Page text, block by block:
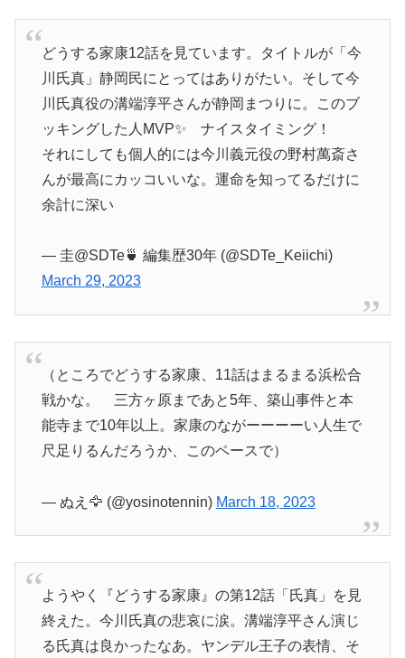
どうする家康12話を見ています。タイトルが「今
川氏真」静岡民にとってはありがたい。そして今
川氏真役の溝端淳平さんが静岡まつりに。このブ
ッキングした人MVP✨ ナイスタイミング！
それにしても個人的には今川義元役の野村萬斎さ
んが最高にカッコいいな。運命を知ってるだけに
余計に深い
— 圭@SDTe🍵 編集歴30年 (@SDTe_Keiichi)
March 29, 2023
（ところでどうする家康、11話はまるまる浜松合
戦かな。 三方ヶ原まであと5年、築山事件と本
能寺まで10年以上。家康のながーーーーい人生で
尺足りるんだろうか、このペースで）
— ぬえ🦅 (@yosinotennin) March 18, 2023
ようやく『どうする家康』の第12話「氏真」を見
終えた。今川氏真の悲哀に涙。溝端淳平さん演じ
る氏真は良かったなあ。ヤンデル王子の表情、そ